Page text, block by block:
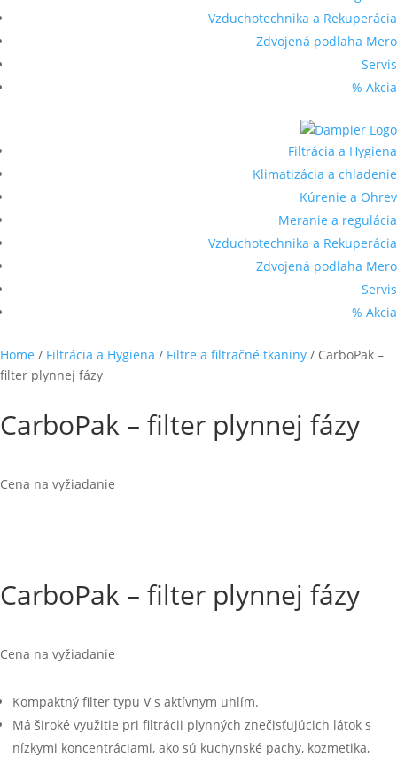
Vzduchotechnika a Rekuperácia
Zdvojená podlaha Mero
Servis
% Akcia
Filtrácia a Hygiena
Klimatizácia a chladenie
Kúrenie a Ohrev
Meranie a regulácia
Vzduchotechnika a Rekuperácia
Zdvojená podlaha Mero
Servis
% Akcia
Home / Filtrácia a Hygiena / Filtre a filtračné tkaniny / CarboPak –
filter plynnej fázy
CarboPak – filter plynnej fázy
Cena na vyžiadanie
CarboPak – filter plynnej fázy
Cena na vyžiadanie
Kompaktný filter typu V s aktívnym uhlím.
Má široké využitie pri filtrácii plynných znečisťujúcich látok s
nízkymi koncentráciami, ako sú kuchynské pachy, kozmetika,